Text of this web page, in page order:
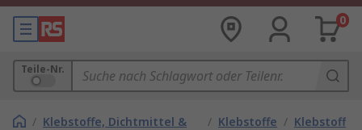
0
Teile-Nr.
/ Klebstoffe, Dichtmittel &
/ Klebstoffe / Klebstoff